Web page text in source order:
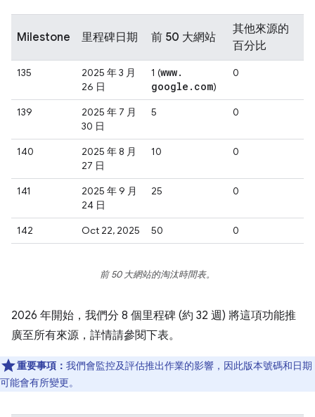
Milestone 里程碑日期 前 50 大網站
其他來源的
百分比
135
2025 年 3 月
26 日
1 (www.
google . com)
0
139
2025 年 7 月
30 日
5 0
140
2025 年 8 月
27 日
10 0
141
2025 年 9 月
24 日
25 0
142 Oct 22, 2025 50 0
前 50 大網站的淘汰時間表。
2026 年開始，我們分 8 個里程碑 (約 32 週) 將這項功能推
廣至所有來源，詳情請參閱下表。
重要事項： 我們會監控及評估推出作業的影響，因此版本號碼和日期
可能會有所變更。